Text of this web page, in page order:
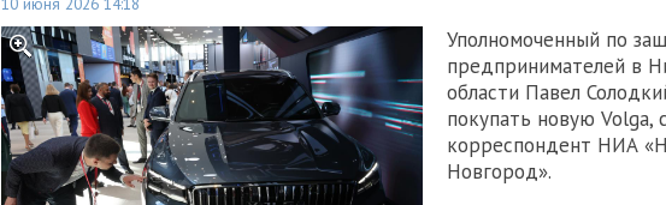
Уполномоченный по
предпринимателей в
области Павел
покупать новую Volga,
корреспондент НИА
Новгород».